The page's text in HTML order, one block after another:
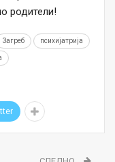
родители!
Загреб психијатрија